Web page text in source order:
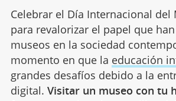
Celebrar el Día Internacional del
para revalorizar el papel que
museos en la sociedad
momento en que la educación
grandes desafíos debido a la
digital. Visitar un museo con tu